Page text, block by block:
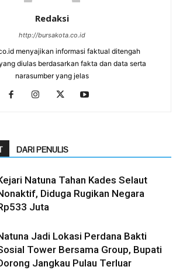
Redaksi
http://bursakota.co.id
menyajikan informasi faktual ditengah
diulas berdasarkan fakta dan data serta
narasumber yang jelas
DARI PENULIS
Natuna Tahan Kades Selaut
Diduga Rugikan Negara
Juta
Jadi Lokasi Perdana Bakti
Tower Bersama Group, Bupati
Jangkau Pulau Terluar